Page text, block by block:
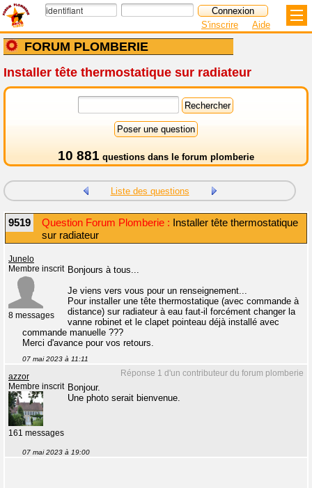
FORUM PLOMBERIE
S'inscrire Aide
Installer tête thermostatique sur radiateur
10 881 questions dans le forum plomberie
Liste des questions
9519 Question Forum Plomberie : Installer tête thermostatique
sur radiateur
Junelo
Membre inscrit
8 messages
Bonjours à tous...
Je viens vers vous pour un renseignement...
Pour installer une tête thermostatique (avec commande à
distance) sur radiateur à eau faut-il forcément changer la
vanne robinet et le clapet pointeau déjà installé avec
commande manuelle ???
Merci d'avance pour vos retours.
07 mai 2023 à 11:11
Réponse 1 d'un contributeur du forum plomberie
azzor
Membre inscrit
161 messages
Bonjour.
Une photo serait bienvenue.
07 mai 2023 à 19:00